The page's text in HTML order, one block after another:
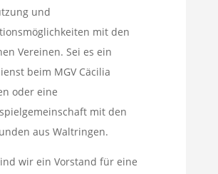
und
mit den
Vereinen. Sei es ein
beim MGV Cäcilia
oder eine
mit den
aus Waltringen.
wir ein Vorstand für eine